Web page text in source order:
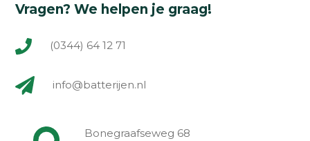
Vragen? We helpen je graag!
(0344) 64 12 71
info@batterijen.nl
Bonegraafseweg 68